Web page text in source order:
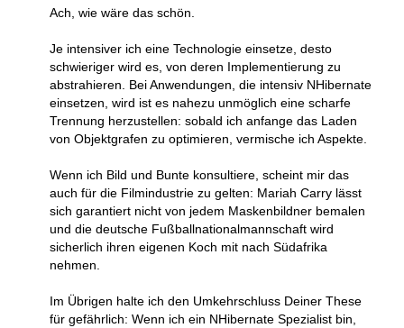
Ach, wie wäre das schön.
Je intensiver ich eine Technologie einsetze, desto
schwieriger wird es, von deren Implementierung zu
abstrahieren. Bei Anwendungen, die intensiv NHibernate
einsetzen, wird ist es nahezu unmöglich eine scharfe
Trennung herzustellen: sobald ich anfange das Laden
von Objektgrafen zu optimieren, vermische ich Aspekte.
Wenn ich Bild und Bunte konsultiere, scheint mir das
auch für die Filmindustrie zu gelten: Mariah Carry lässt
sich garantiert nicht von jedem Maskenbildner bemalen
und die deutsche Fußballnationalmannschaft wird
sicherlich ihren eigenen Koch mit nach Südafrika
nehmen.
Im Übrigen halte ich den Umkehrschluss Deiner These
für gefährlich: Wenn ich ein NHibernate Spezialist bin,